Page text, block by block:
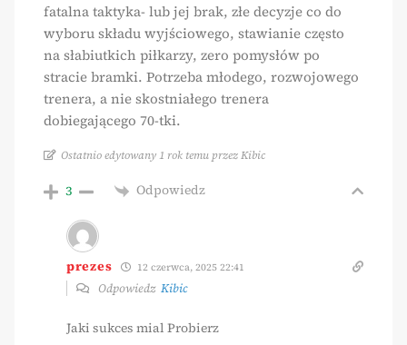
fatalna taktyka- lub jej brak, złe decyzje co do
wyboru składu wyjściowego, stawianie często
na słabiutkich piłkarzy, zero pomysłów po
stracie bramki. Potrzeba młodego, rozwojowego
trenera, a nie skostniałego trenera
dobiegającego 70-tki.
Ostatnio edytowany 1 rok temu przez Kibic
3 Odpowiedz
prezes 12 czerwca, 2025 22:41
Odpowiedz Kibic
Jaki sukces mial Probierz